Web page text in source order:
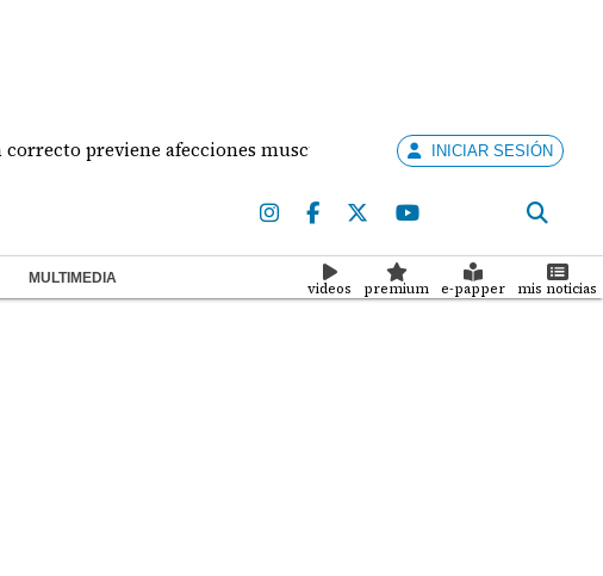
previene afecciones musculares en la mujer? INICIAR SESIÓN
MULTIMEDIA
videos premium e-papper mis noticias